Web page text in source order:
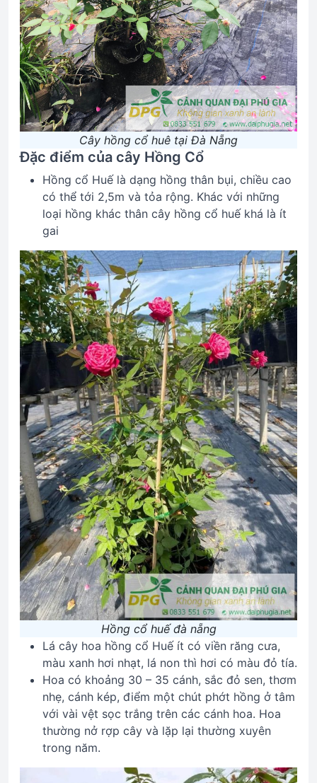
Cây hồng cổ huê tại Đà Nẵng
Đặc điểm của cây Hồng Cổ
Hồng cổ Huế là dạng hồng thân bụi, chiều cao
có thể tới 2,5m và tỏa rộng. Khác với những
loại hồng khác thân cây hồng cổ huế khá là ít
gai
Hồng cổ huế đà nẵng
Lá cây hoa hồng cổ Huế ít có viền răng cưa,
màu xanh hơi nhạt, lá non thì hơi có màu đỏ tía.
Hoa có khoảng 30 – 35 cánh, sắc đỏ sen, thơm
nhẹ, cánh kép, điểm một chút phớt hồng ở tâm
với vài vệt sọc trắng trên các cánh hoa. Hoa
thường nở rợp cây và lặp lại thường xuyên
trong năm.